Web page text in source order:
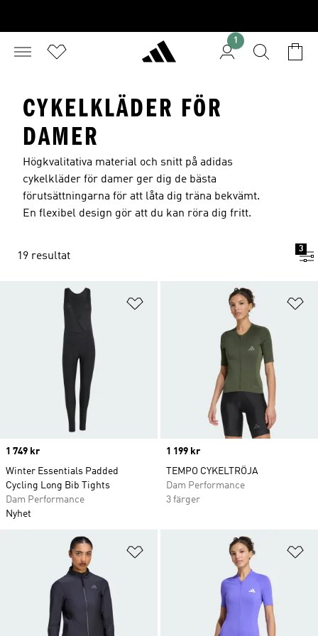
1
CYKELKLÄDER FÖR
DAMER
Högkvalitativa material och snitt på adidas
cykelkläder för damer ger dig de bästa
förutsättningarna för att låta dig träna bekvämt.
En flexibel design gör att du kan röra dig fritt.
19 resultat
3
Lägg till på önskelistan
Price
1 749 kr
Winter Essentials Padded
Cycling Long Bib Tights
Dam Performance
Nyhet
Price
1 199 kr
TEMPO CYKELTRÖJA
Dam Performance
3 färger
Lägg till på önskelistan